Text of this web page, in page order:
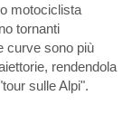
motociclista
tornanti
curve sono più
rendendola
sulle Alpi".